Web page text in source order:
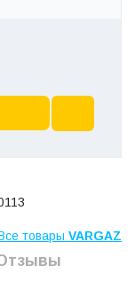
товары VARGAZ